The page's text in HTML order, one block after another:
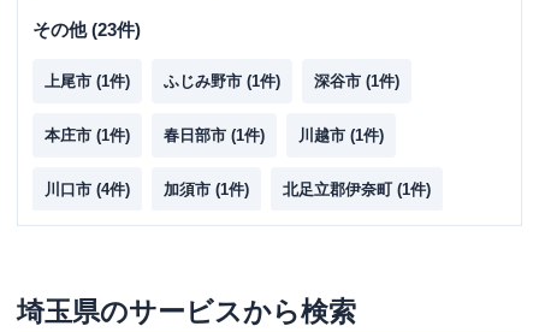
その他(23件)
上尾市 (1件) ふじみ野市 (1件) 深谷市 (1件)
本庄市 (1件) 春日部市 (1件) 川越市 (1件)
川口市 (4件) 加須市 (1件) 北足立郡伊奈町 (1件)
三郷市( 件) 坂戸市(1件) 草加市 (2件)
埼玉県のサービスから検索